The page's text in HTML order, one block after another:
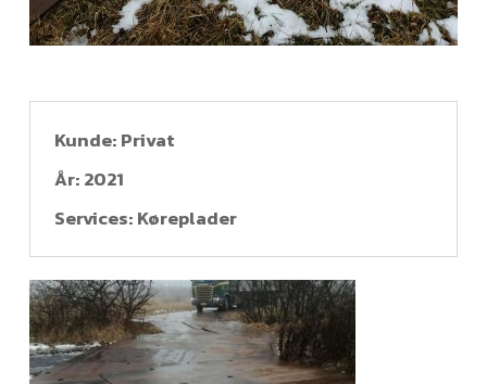
Kunde: Privat
År: 2021
Services: Køreplader